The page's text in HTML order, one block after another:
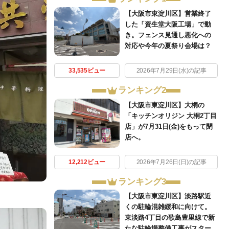
【大阪市東淀川区】営業終了
した「資生堂大阪工場」で動
き。フェンス見通し悪化への
対応や今年の夏祭り会場は？
33,535ビュー 2026年7月29日(水)の記事
ランキング2
【大阪市東淀川区】大桐の
「キッチンオリジン 大桐2丁目
店」が7月31日(金)をもって閉
店へ。
12,212ビュー 2026年7月26日(日)の記事
ランキング3
【大阪市東淀川区】淡路駅近
くの駐輪混雑緩和に向けて。
東淡路4丁目の歌島豊里線で新